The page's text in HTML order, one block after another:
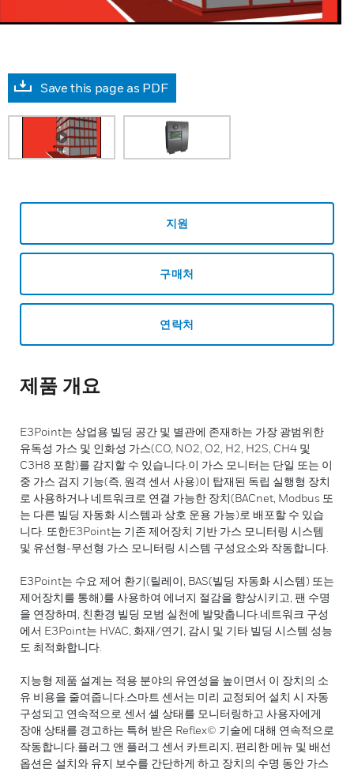
Save this page as PDF
지원
구매처
연락처
제품 개요
E3Point는 상업용 빌딩 공간 및 별관에 존재하는 가장 광범위한
유독성 가스 및 인화성 가스(CO, NO2, O2, H2, H2S, CH4 및
C3H8 포함)를 감지할 수 있습니다.이 가스 모니터는 단일 또는 이
중 가스 검지 기능(즉, 원격 센서 사용)이 탑재된 독립 실행형 장치
로 사용하거나 네트워크로 연결 가능한 장치(BACnet, Modbus 또
는 다른 빌딩 자동화 시스템과 상호 운용 가능)로 배포할 수 있습
니다. 또한E3Point는 기존 제어장치 기반 가스 모니터링 시스템
및 유선형-무선형 가스 모니터링 시스템 구성요소와 작동합니다.
E3Point는 수요 제어 환기(릴레이, BAS(빌딩 자동화 시스템) 또는
제어장치를 통해)를 사용하여 에너지 절감을 향상시키고, 팬 수명
을 연장하며, 친환경 빌딩 모범 실천에 발맞춥니다.네트워크 구성
에서 E3Point는 HVAC, 화재/연기, 감시 및 기타 빌딩 시스템 성능
도 최적화합니다.
지능형 제품 설계는 적용 분야의 유연성을 높이면서 이 장치의 소
유 비용을 줄여줍니다.스마트 센서는 미리 교정되어 설치 시 자동
구성되고 연속적으로 센서 셀 상태를 모니터링하고 사용자에게
장애 상태를 경고하는 특허 받은 Reflex© 기술에 대해 연속적으로
작동합니다.플러그 앤 플러그 센서 카트리지, 편리한 메뉴 및 배선
옵션은 설치와 유지 보수를 간단하게 하고 장치의 수명 동안 가스